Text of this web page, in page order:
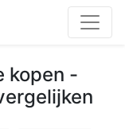
kopen -